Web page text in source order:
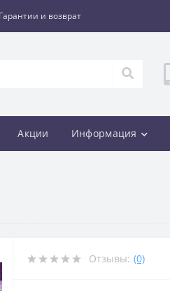
Гарантии и возврат
Акции Информация
Отзывы: (0)